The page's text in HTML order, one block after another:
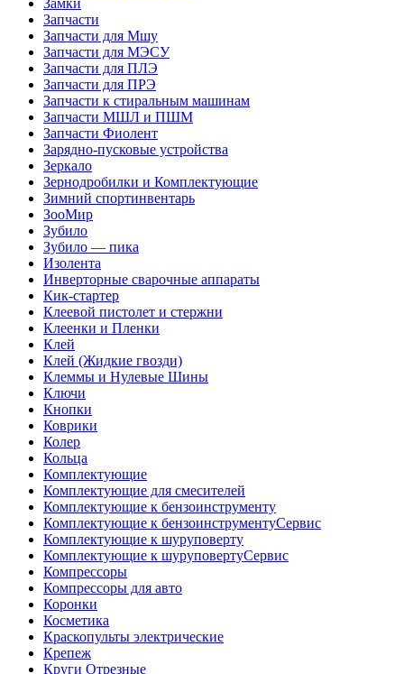
Замки
Запчасти
Запчасти для Мшу
Запчасти для МЭСУ
Запчасти для ПЛЭ
Запчасти для ПРЭ
Запчасти к стиральным машинам
Запчасти МШЛ и ПШМ
Запчасти Фиолент
Зарядно-пусковые устройства
Зеркало
Зернодробилки и Комплектующие
Зимний спортинвентарь
ЗооМир
Зубило
Зубило — пика
Изолента
Инверторные сварочные аппараты
Кик-стартер
Клеевой пистолет и стержни
Клеенки и Пленки
Клей
Клей (Жидкие гвозди)
Клеммы и Нулевые Шины
Ключи
Кнопки
Коврики
Колер
Кольца
Комплектующие
Комплектующие для смесителей
Комплектующие к бензоинструменту
Комплектующие к бензоинструментуСервис
Комплектующие к шуруповерту
Комплектующие к шуруповертуСервис
Компрессоры
Компрессоры для авто
Коронки
Косметика
Краскопульты электрические
Крепеж
Круги Отрезные